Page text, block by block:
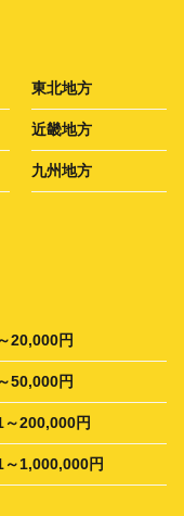
東北地方
近畿地方
九州地方
20,000円
50,000円
～200,000円
1,000,000円